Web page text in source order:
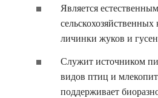
Является
сельскохозяйственных
личинки жуков и
Служит источником
видов птиц и
поддерживает